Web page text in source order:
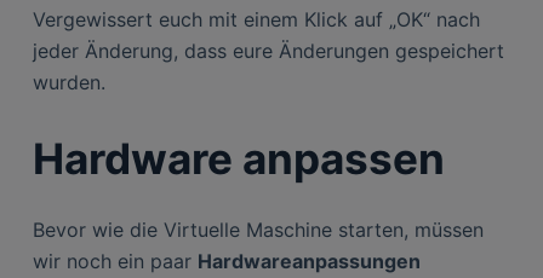
Vergewissert euch mit einem Klick auf „OK“ nach
jeder Änderung, dass eure Änderungen gespeichert
wurden.
Hardware anpassen
Bevor wie die Virtuelle Maschine starten, müssen
wir noch ein paar Hardwareanpassungen